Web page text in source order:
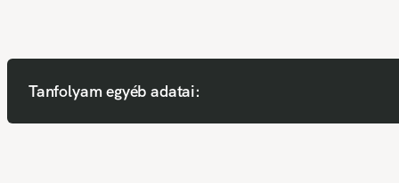
Tanfolyam egyéb adatai: